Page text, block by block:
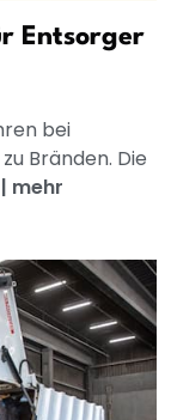
Entsorger
bei
Bränden. Die
| mehr